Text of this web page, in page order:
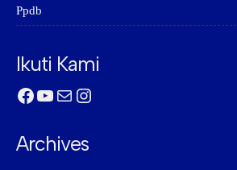
Ppdb
Ikuti Kami
Facebook
YouTube
MailInstagram
Archives